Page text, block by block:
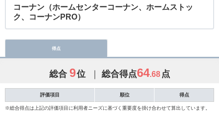
コーナン（ホームセンターコーナン、ホームストッ
ク、コーナンPRO）
得点
総合 9位 総合得点64.68 点
評価項目 順位 得点
※総合得点は上記の評価項目に利用者ニーズに基づく重要度を掛け合わせて算出しています。